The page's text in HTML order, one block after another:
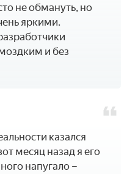
не обмануть, но
яркими.
и без
казался
месяц назад я его
напугало –